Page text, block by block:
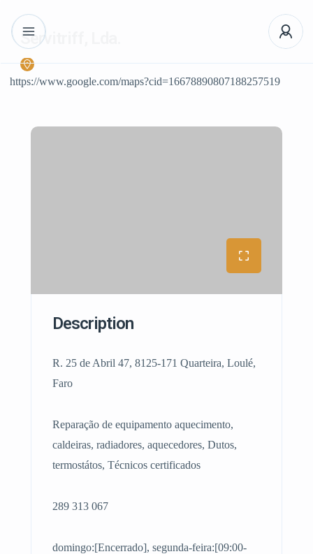
Servitriff, Lda.
https://www.google.com/maps?cid=16678890807188257519
Description
R. 25 de Abril 47, 8125-171 Quarteira, Loulé,
Faro
Reparação de equipamento aquecimento,
caldeiras, radiadores, aquecedores, Dutos,
termostátos, Técnicos certificados
289 313 067
domingo:[Encerrado], segunda-feira:[09:00-